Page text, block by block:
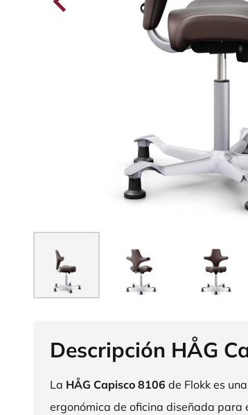
Descripción HÅG
La HÅG Capisco 8106 de Flokk es
ergonómica de oficina diseñada para